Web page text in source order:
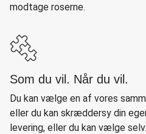
modtage roserne.
Som du vil. Når du vil.
Du kan vælge en af vores
eller du kan skræddersy din
levering, eller du kan vælge